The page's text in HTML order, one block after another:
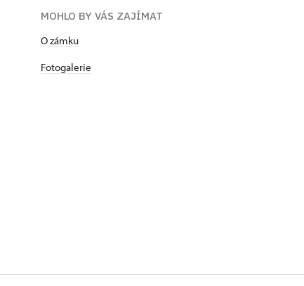
MOHLO BY VÁS ZAJÍMAT
O zámku
Fotogalerie